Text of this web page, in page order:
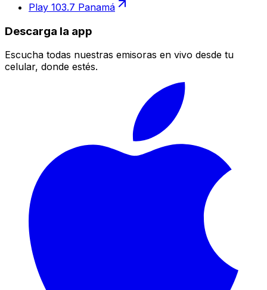
Play 103.7 Panamá
Descarga la app
Escucha todas nuestras emisoras en vivo desde tu
celular, donde estés.